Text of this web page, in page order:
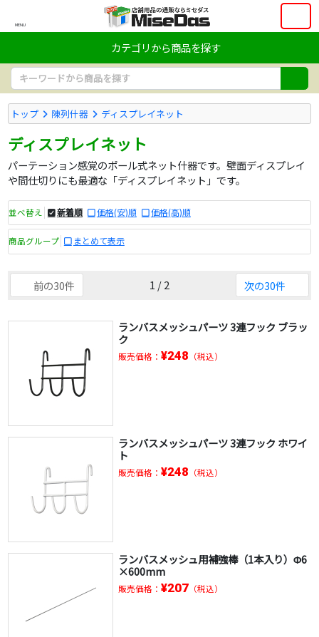
MENU
カテゴリから商品を探す
トップ 陳列什器 ディスプレイネット
ディスプレイネット
パーテーション感覚のポール式ネット什器です。壁面ディスプレイ
や間仕切りにも最適な「ディスプレイネット」です。
並べ替え 新着順 価格(安)順 価格(高)順
商品グループ まとめて表示
前の30件 1 / 2 次の30件
ランバスメッシュパーツ 3連フック ブラッ
ク
販売価格： ¥248 （税込）
ランバスメッシュパーツ 3連フック ホワイ
ト
販売価格： ¥248 （税込）
ランバスメッシュ用補強棒（1本入り）Φ6
×600mm
販売価格： ¥207（税込）